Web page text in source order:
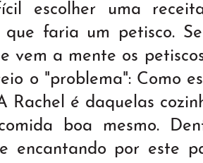
escolher uma
faria um petisco.
vem a mente os
o "problema": Como
Rachel é daquelas
boa mesmo.
encantando por este